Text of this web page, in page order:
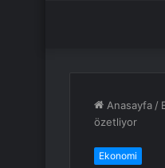
Anasayfa /
özetliyor
Ekonomi